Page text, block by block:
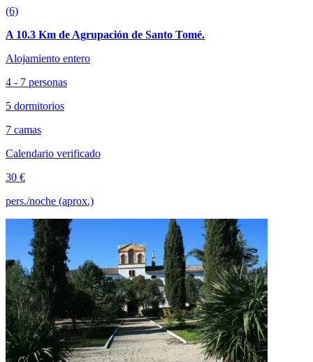
(6)
A 10.3 Km de Agrupación de Santo Tomé.
Alojamiento entero
4 - 7 personas
5 dormitorios
7 camas
Calendario verificado
30 €
pers./noche (aprox.)